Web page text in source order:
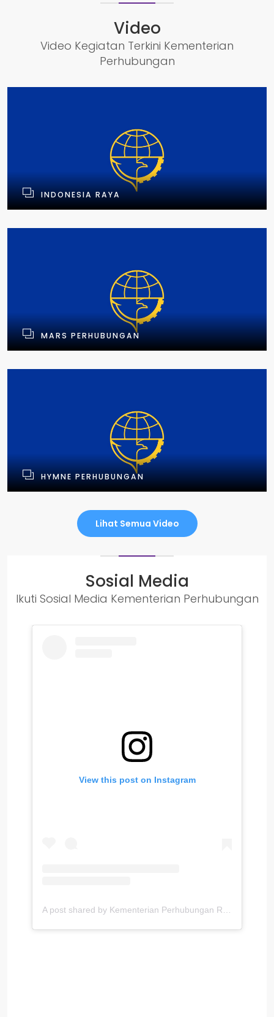
Video
Video Kegiatan Terkini Kementerian
Perhubungan
INDONESIA RAYA
MARS PERHUBUNGAN
HYMNE PERHUBUNGAN
Lihat Semua Video
Sosial Media
Ikuti Sosial Media Kementerian Perhubungan
View this post on Instagram
A post shared by Kementerian Perhubungan RI (@kemenhub151)